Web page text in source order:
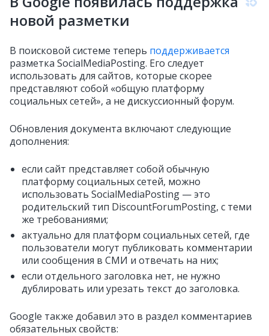
новой разметки
В поисковой системе теперь поддерживается
разметка SocialMediaPosting. Его следует
использовать для сайтов, которые скорее
представляют собой «общую платформу
социальных сетей», а не дискуссионный форум.
Обновления документа включают следующие
дополнения:
если сайт представляет собой обычную
платформу социальных сетей, можно
использовать SocialMediaPosting — это
родительский тип DiscountForumPosting, с теми
же требованиями;
актуально для платформ социальных сетей, где
пользователи могут публиковать комментарии
или сообщения в СМИ и отвечать на них;
если отдельного заголовка нет, не нужно
дублировать или урезать текст до заголовка.
Google также добавил это в раздел комментариев
обязательных свойств: